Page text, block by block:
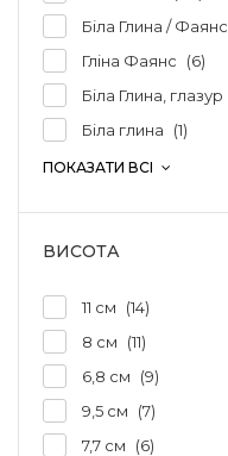
Біла глина 1
Біла Глина / Фаянс
Біла Глина, глазур
Гліна Фаянс 6
ПОКАЗАТИ ВСІ
ВИСОТА
6,8 см 9
7,7 см 6
8 см 11
9,5 см 7
11 см 14